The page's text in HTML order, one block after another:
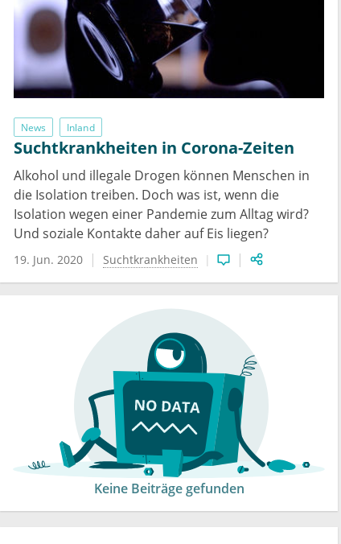
News Inland
Suchtkrankheiten in Corona-Zeiten
Alkohol und illegale Drogen können Menschen in
die Isolation treiben. Doch was ist, wenn die
Isolation wegen einer Pandemie zum Alltag wird?
Und soziale Kontakte daher auf Eis liegen?
19. Jun. 2020 Suchtkrankheiten
Keine Beiträge gefunden